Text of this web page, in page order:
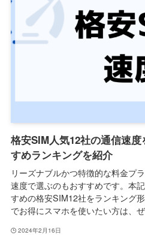
格安SIM人気12社の通信速
すめランキングを紹介
リーズナブルかつ特徴的な料金プ
速度で選ぶのもおすすめです。本
すめの格安SIM12社をランキング
でお得にスマホを使いたい方は、
2024年2月16日